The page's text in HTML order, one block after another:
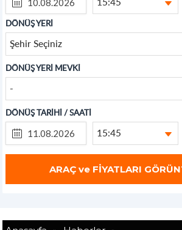
DÖNÜŞ YERİ
Şehir Seçiniz
DÖNÜŞ YERİ MEVKİ
-
DÖNÜŞ TARİHİ / SAATİ
15:45